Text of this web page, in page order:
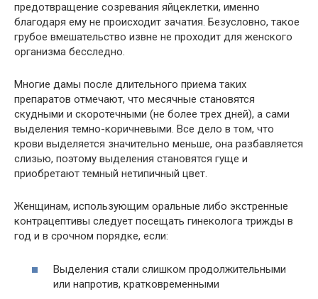
предотвращение созревания яйцеклетки, именно
благодаря ему не происходит зачатия. Безусловно, такое
грубое вмешательство извне не проходит для женского
организма бесследно.
Многие дамы после длительного приема таких
препаратов отмечают, что месячные становятся
скудными и скоротечными (не более трех дней), а сами
выделения темно-коричневыми. Все дело в том, что
крови выделяется значительно меньше, она разбавляется
слизью, поэтому выделения становятся гуще и
приобретают темный нетипичный цвет.
Женщинам, использующим оральные либо экстренные
контрацептивы следует посещать гинеколога трижды в
год и в срочном порядке, если:
Выделения стали слишком продолжительными
или напротив, кратковременными